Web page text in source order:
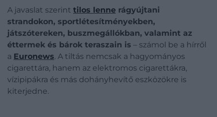
A javaslat szerint tilos lenne rágyújtani
strandokon, sportlétesítményekben,
játszótereken, buszmegállókban, valamint az
éttermek és bárok teraszain is – számol be a hírről
a Euronews. A tiltás nemcsak a hagyományos
cigarettára, hanem az elektromos cigarettákra,
vízipipákra és más dohányhevítő eszközökre is
kiterjedne.